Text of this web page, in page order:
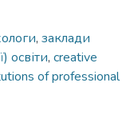
, заклади
освіти, creative
of professional